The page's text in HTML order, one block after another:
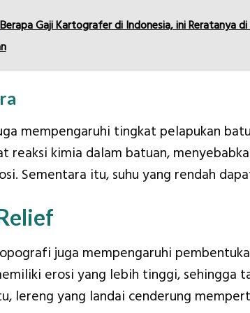
Berapa Gaji Kartografer di Indonesia, ini Reratanya
mempengaruhi tingkat pelapukan
reaksi kimia dalam batuan,
Sementara itu, suhu yang rendah
juga mempengaruhi
erosi yang lebih tinggi, sehingga
lereng yang landai cenderung